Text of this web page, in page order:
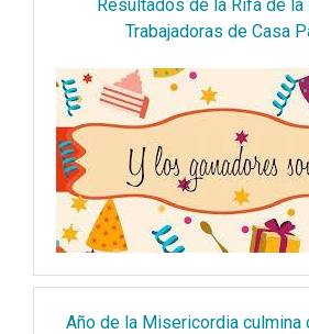
Resultados de la Rifa de
Trabajadoras de Casa
Año de la Misericordia culmina